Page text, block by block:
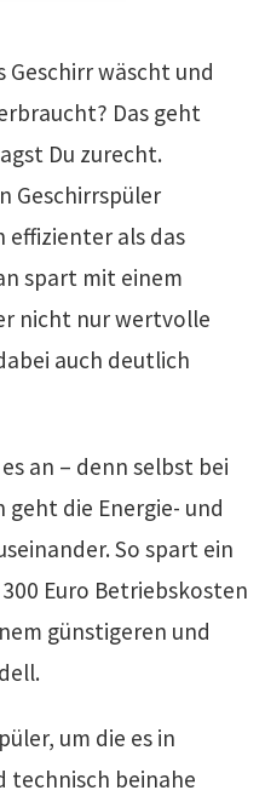
Geschirr wäscht und
Das geht
Du zurecht.
Geschirrspüler
als das
spart mit einem
nicht nur wertvolle
auch deutlich
an – denn selbst bei
die Energie- und
So spart ein
Euro Betriebskosten
günstigeren und
um die es in
technisch beinahe